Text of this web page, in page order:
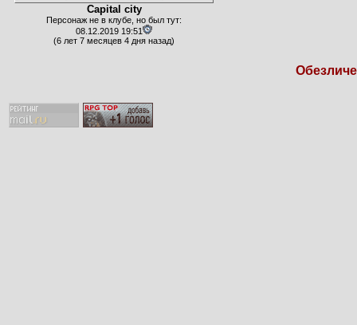
Capital city
Персонаж не в клубе, но был тут:
08.12.2019 19:51
(6 лет 7 месяцев 4 дня назад)